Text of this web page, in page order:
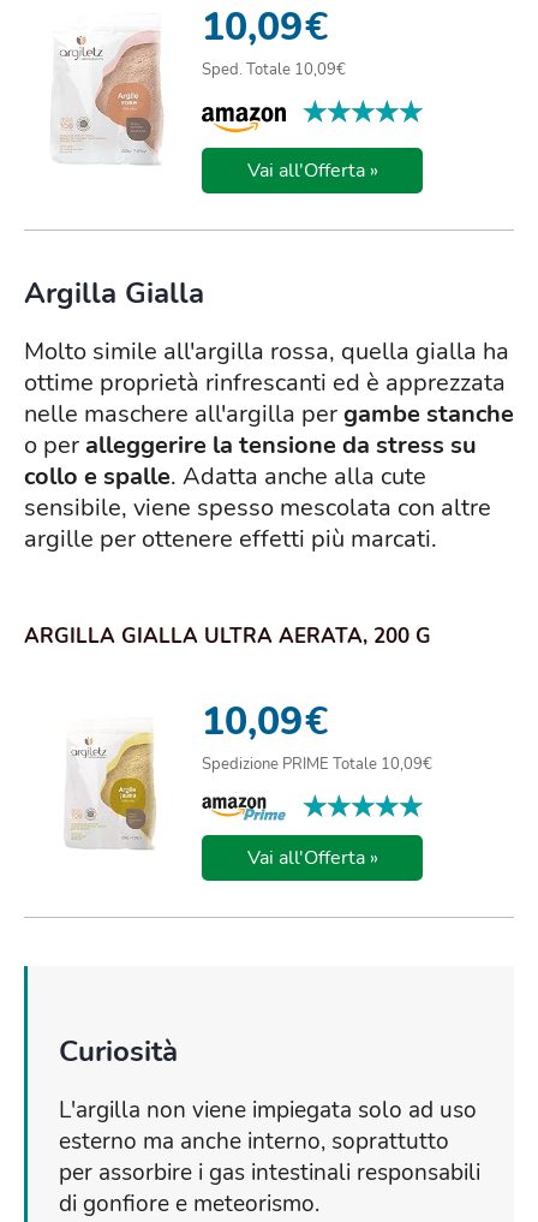
10,09€
Sped. Totale 10,09€
★★★★★
★★★★★
Vai all'Offerta »
Argilla Gialla
Molto simile all'argilla rossa, quella gialla ha
ottime proprietà rinfrescanti ed è apprezzata
nelle maschere all'argilla pergambe stanche
o per alleggerire la tensione da stress su
collo e spalle. Adatta anche alla cute
sensibile, viene spesso mescolata con altre
argille per ottenere effetti più marcati.
ARGILLA GIALLA ULTRA AERATA, 200 G
10,09€
Spedizione PRIME Totale 10,09€
★★★★★
★★★★★
Vai all'Offerta »
Curiosità
L'argilla non viene impiegata solo ad uso
esterno ma anche interno, soprattutto
per assorbire i gas intestinali responsabili
di gonfiore e meteorismo.